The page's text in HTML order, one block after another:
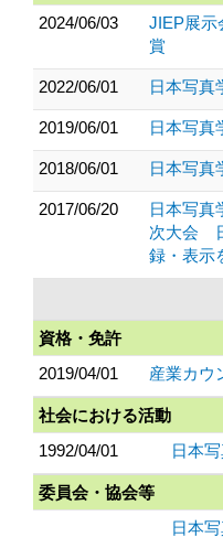
2024/06/03
JIEP展示
賞
2022/06/01 日本写真
2019/06/01 日本写真
2018/06/01 日本写真
2017/06/20
日本写真
次大会
録・表示
資格・免許
2019/04/01
産業カウ
社会における活動
1992/04/01
日本
委員会・協会等
日本